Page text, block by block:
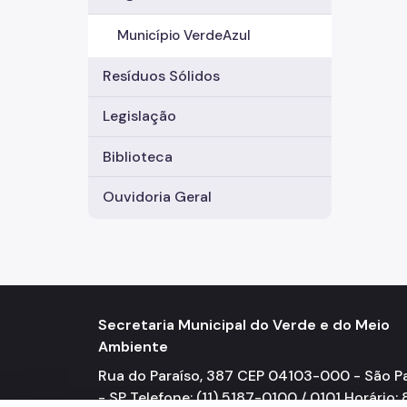
Município VerdeAzul
Resíduos Sólidos
Legislação
Biblioteca
Ouvidoria Geral
Secretaria Municipal do Verde e do Meio
Ambiente
Rua do Paraíso, 387 CEP 04103-000 - São
- SP Telefone: (11) 5187-0100 / 0101 Horário: